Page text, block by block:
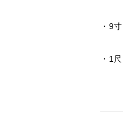
・ 9寸
・ 1尺